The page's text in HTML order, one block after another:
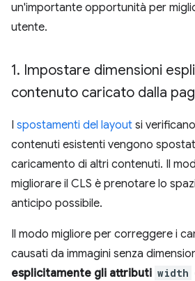
un'importante opportunità per
utente.
1. Impostare dimensioni
contenuto caricato dalla
I spostamenti del layout si
contenuti esistenti vengono
caricamento di altri contenuti. Il
migliorare il CLS è prenotare lo
anticipo possibile.
Il modo migliore per correggere i
causati da immagini senza
esplicitamente gli attributi width